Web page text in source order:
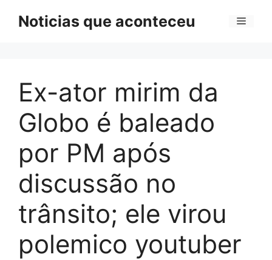
Noticias que aconteceu Menu
Ex-ator mirim da
Globo é baleado
por PM após
discussão no
trânsito; ele virou
polemico youtuber